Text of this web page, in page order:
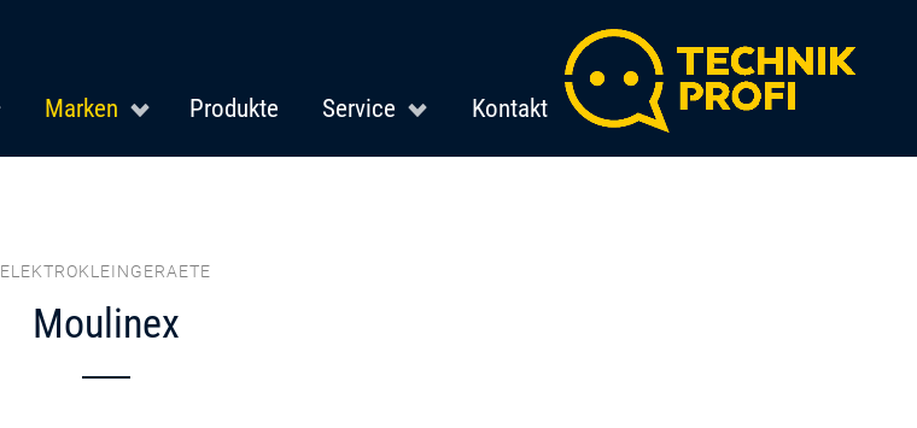
Marken Produkte Service Kontakt
ELEKTROKLEINGERAETE
Moulinex